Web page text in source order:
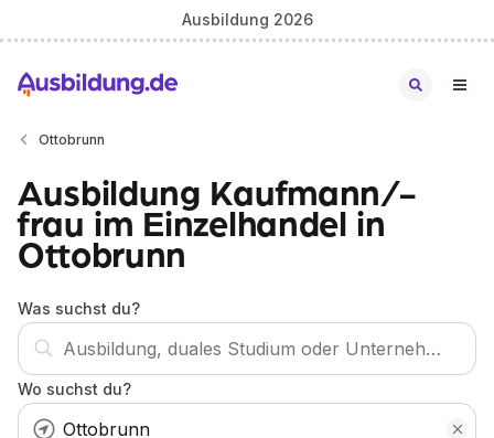
Ausbildung 2026
Ottobrunn
Ausbildung Kaufmann/-
frau im Einzelhandel in
Ottobrunn
Was suchst du?
Wo suchst du?